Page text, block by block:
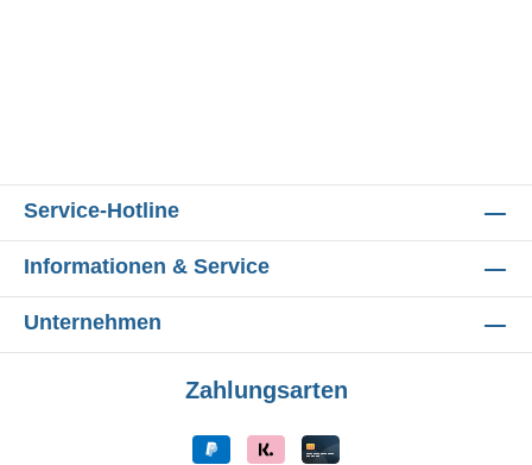
Service-Hotline
Informationen & Service
Unternehmen
Zahlungsarten